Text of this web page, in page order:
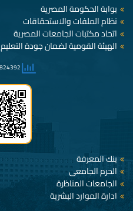
بوابة الحكومة المصرية
نظام الملفات والاستحقاقات
اتحاد مكتبات الجامعات المصرية
الهيئة القومية لضمان جودة التعليم
بنك المعرفة
الحرم الجامعى
الجامعات المناظرة
ادارة الموارد البشرية